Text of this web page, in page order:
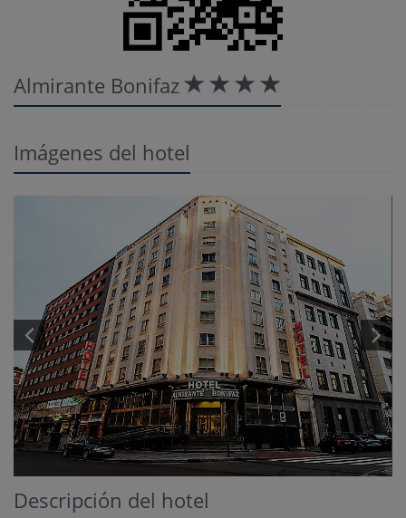
Almirante Bonifaz
Imágenes del hotel
Descripción del hotel